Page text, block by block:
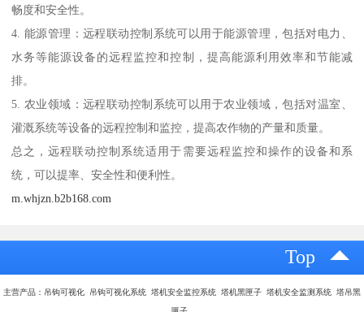
畅度和安全性。
4. 能源管理：远程联动控制系统可以用于能源管理，包括对电力、
水务等能源设备的远程监控和控制，提高能源利用效率和节能减
排。
5. 农业领域：远程联动控制系统可以用于农业领域，包括对温室、
灌溉系统等设备的远程控制和监控，提高农作物的产量和质量。
总之，远程联动控制系统适用于需要远程监控和操作的设备和系
统，可以提率、安全性和便利性。
m.whjzn.b2b168.com
Top
主营产品：吊钩可视化 吊钩可视化系统 塔机安全监控系统 塔机黑匣子 塔机安全监测系统 塔吊黑